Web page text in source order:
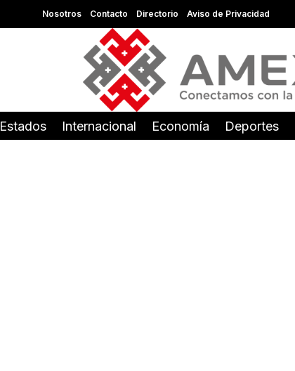
Nosotros Contacto Directorio Aviso de Privacidad
Estados Internacional Economía Deportes